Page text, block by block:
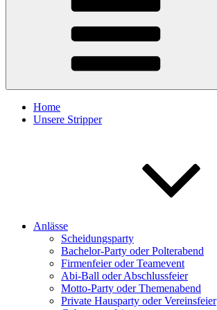
Home
Unsere Stripper
Anlässe
Scheidungsparty
Bachelor-Party oder Polterabend
Firmenfeier oder Teamevent
Abi-Ball oder Abschlussfeier
Motto-Party oder Themenabend
Private Hausparty oder Vereinsfeier